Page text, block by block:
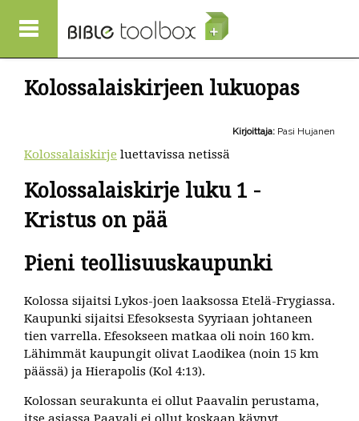
Kolossalaiskirjeen lukuopas
Kirjoittaja: Pasi Hujanen
Kolossalaiskirje luettavissa netissä
Kolossalaiskirje luku 1 -
Kristus on pää
Pieni teollisuuskaupunki
Kolossa sijaitsi Lykos-joen laaksossa Etelä-Frygiassa.
Kaupunki sijaitsi Efesoksesta Syyriaan johtaneen
tien varrella. Efesokseen matkaa oli noin 160 km.
Lähimmät kaupungit olivat Laodikea (noin 15 km
päässä) ja Hierapolis (Kol 4:13).
Kolossan seurakunta ei ollut Paavalin perustama,